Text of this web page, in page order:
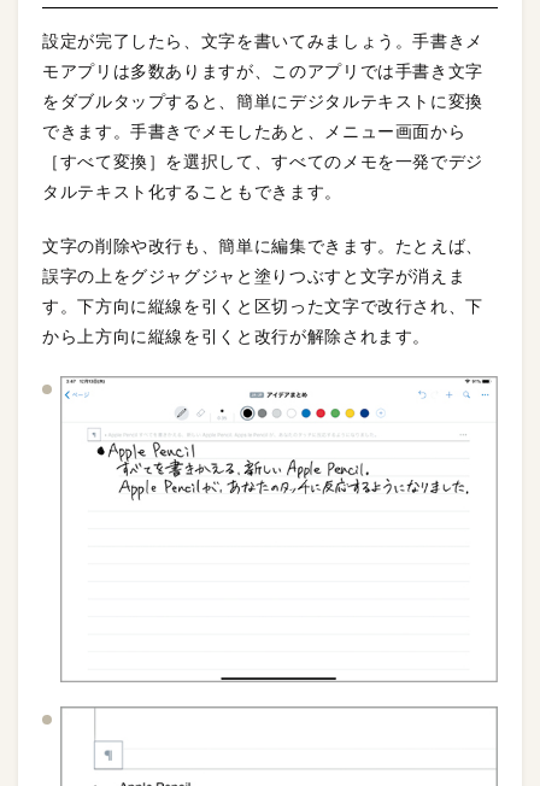
設定が完了したら、文字を書いてみましょう。手書きメ
モアプリは多数ありますが、このアプリでは手書き文字
をダブルタップすると、簡単にデジタルテキストに変換
できます。手書きでメモしたあと、メニュー画面から
［すべて変換］を選択して、すべてのメモを一発でデジ
タルテキスト化することもできます。
文字の削除や改行も、簡単に編集できます。たとえば、
誤字の上をグジャグジャと塗りつぶすと文字が消えま
す。下方向に縦線を引くと区切った文字で改行され、下
から上方向に縦線を引くと改行が解除されます。